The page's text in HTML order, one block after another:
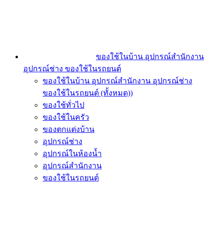
ของใช้ในบ้าน อุปกรณ์สำนักงาน
อุปกรณ์ช่าง ของใช้ในรถยนต์
ของใช้ในบ้าน อุปกรณ์สำนักงาน อุปกรณ์ช่าง
ของใช้ในรถยนต์ (ทั้งหมด))
ของใช้ทั่วไป
ของใช้ในครัว
ของตกแต่งบ้าน
อุปกรณ์ช่าง
อุปกรณ์ในห้องน้ำ
อุปกรณ์สำนักงาน
ของใช้ในรถยนต์